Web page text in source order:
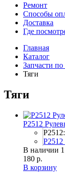
Ремонт
Способы
Доставка
Где
Главная
Каталог
Запчасти по
Тяги
Тяги
P2512
P2512
В наличии
180 р.
В корзину